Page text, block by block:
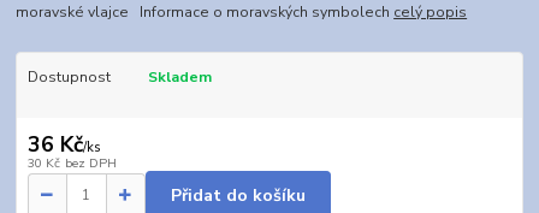
moravské vlajce Informace o moravských symbolech celý popis
Dostupnost Skladem
36 Kč/ks
30 Kč bez DPH
Přidat do košíku